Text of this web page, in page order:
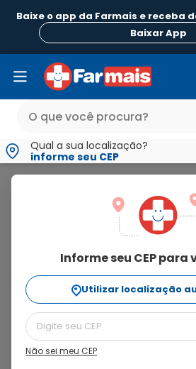
Baixe o app da Farmais e receba
Baixar App
Qual a sua localização?
informe seu CEP
Informe seu CEP para
Utilizar localização
Não sei meu CEP
Ordenar Por
relevância
19%